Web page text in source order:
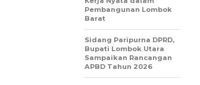
Pembangunan Lombok
Barat
Sidang Paripurna DPRD,
Bupati Lombok Utara
Sampaikan Rancangan
APBD Tahun 2026